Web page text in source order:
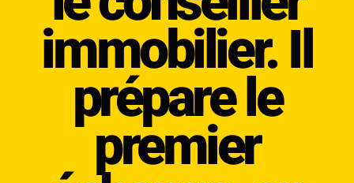
immobilier. Il
prépare le
premier